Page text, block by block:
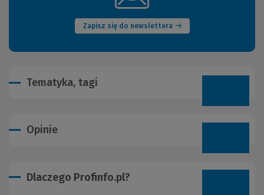
Zapisz się do newslettera
okno)
Tematyka, tagi
Opinie
Dlaczego Profinfo.pl?